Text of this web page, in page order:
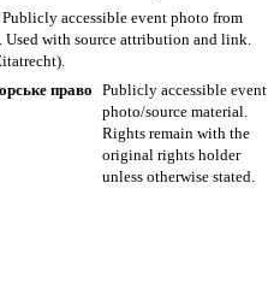
accessible event photo from
Used with source attribution and link.
право
Publicly accessible event
photo/source material.
Rights remain with the
original rights holder
unless otherwise stated.